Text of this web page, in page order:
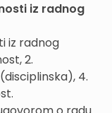
iz radnog
iz radnog
2.
4.